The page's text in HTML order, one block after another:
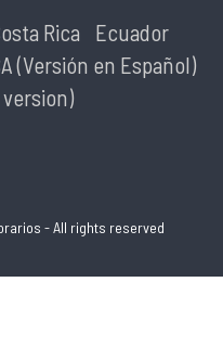
Rica
Ecuador
(Versión en Español)
version)
- All rights reserved